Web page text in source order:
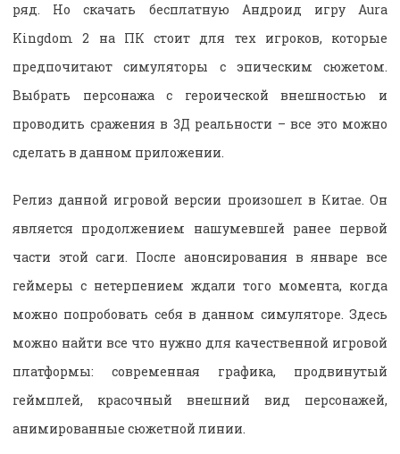
ряд. Но скачать бесплатную Андроид игру Aura
Kingdom 2 на ПК стоит для тех игроков, которые
предпочитают симуляторы с эпическим сюжетом.
Выбрать персонажа с героической внешностью и
проводить сражения в 3Д реальности – все это можно
сделать в данном приложении.
Релиз данной игровой версии произошел в Китае. Он
является продолжением нашумевшей ранее первой
части этой саги. После анонсирования в январе все
геймеры с нетерпением ждали того момента, когда
можно попробовать себя в данном симуляторе. Здесь
можно найти все что нужно для качественной игровой
платформы: современная графика, продвинутый
геймплей, красочный внешний вид персонажей,
анимированные сюжетной линии.